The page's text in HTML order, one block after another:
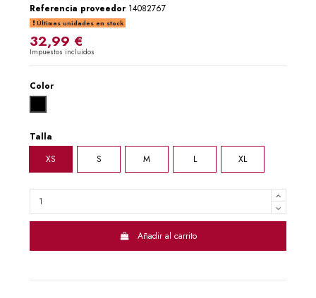
Referencia proveedor 14082767
Últimas unidades en stock
32,99 €
Impuestos incluidos
Color
Talla
XS
S M L XL
Añadir al carrito